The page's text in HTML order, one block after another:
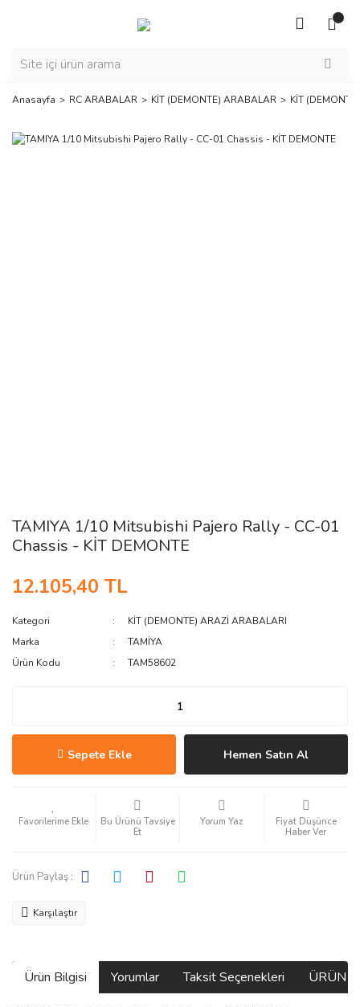
Anasayfa RC ARABALAR KİT (DEMONTE) ARABALAR KİT
TAMIYA 1/10 Mitsubishi Pajero Rally - CC-01
Chassis - KİT DEMONTE
12.105,40 TL
Kategori
KİT (DEMONTE) ARAZİ ARABALARI
Marka
TAMİYA
Ürün Kodu
TAM58602
Sepete Ekle Hemen Satın Al
Bu Ürünü Tavsiye
Et
Yorum Yaz
Fiyat Düşünce
Haber Ver
Ürün Paylaş :
Karşılaştır
Ürün Bilgisi Yorumlar Taksit Seçenekleri ÜRÜN